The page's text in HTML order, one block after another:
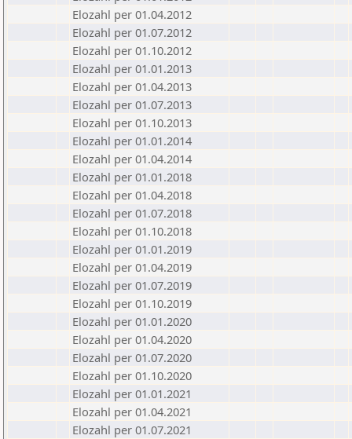
Elozahl per 01.04.2012
Elozahl per 01.07.2012
Elozahl per 01.10.2012
Elozahl per 01.01.2013
Elozahl per 01.04.2013
Elozahl per 01.07.2013
Elozahl per 01.10.2013
Elozahl per 01.01.2014
Elozahl per 01.04.2014
Elozahl per 01.01.2018
Elozahl per 01.04.2018
Elozahl per 01.07.2018
Elozahl per 01.10.2018
Elozahl per 01.01.2019
Elozahl per 01.04.2019
Elozahl per 01.07.2019
Elozahl per 01.10.2019
Elozahl per 01.01.2020
Elozahl per 01.04.2020
Elozahl per 01.07.2020
Elozahl per 01.10.2020
Elozahl per 01.01.2021
Elozahl per 01.04.2021
Elozahl per 01.07.2021